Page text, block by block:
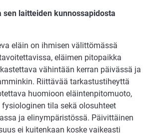
sen laitteiden kunnossapidosta
eläin on ihmisen välittömässä
eläi­men pitopaikka
vähintään kerran päivässä ja
Riittävää tarkastustiheyttä
huo­mioon eläin­tenpitomuoto,
tila sekä olosuhteet
ja elinympäristössä. Päivittäinen
ei kuitenkaan koske vai­keasti